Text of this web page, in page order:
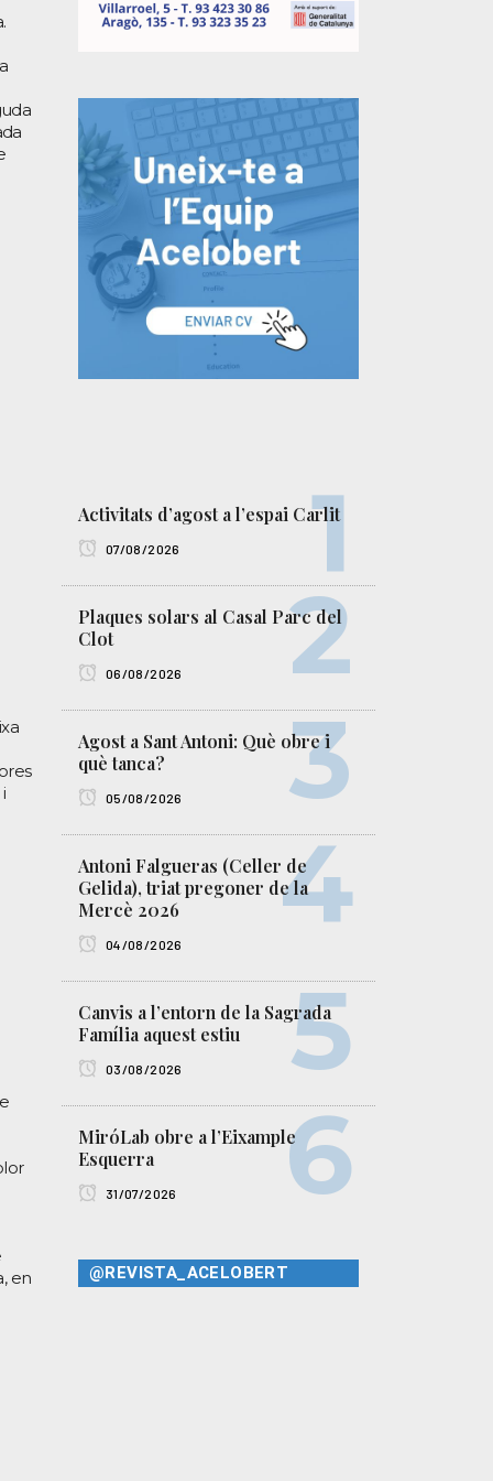
en
Activitats d’agost a l’espai Carlit
07/08/2026
Plaques solars al Casal Parc del
Clot
06/08/2026
Agost a Sant Antoni: Què obre i
què tanca?
05/08/2026
Antoni Falgueras (Celler de
Gelida), triat pregoner de la
Mercè 2026
04/08/2026
Canvis a l’entorn de la Sagrada
Família aquest estiu
03/08/2026
MiróLab obre a l’Eixample
Esquerra
31/07/2026
@REVISTA_ACELOBERT